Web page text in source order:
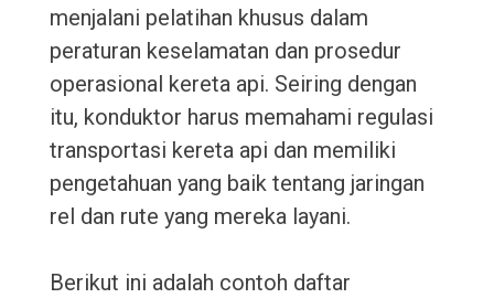
menjalani pelatihan khusus dalam
peraturan keselamatan dan prosedur
operasional kereta api. Seiring dengan
itu, konduktor harus memahami regulasi
transportasi kereta api dan memiliki
pengetahuan yang baik tentang jaringan
rel dan rute yang mereka layani.
Berikut ini adalah contoh daftar